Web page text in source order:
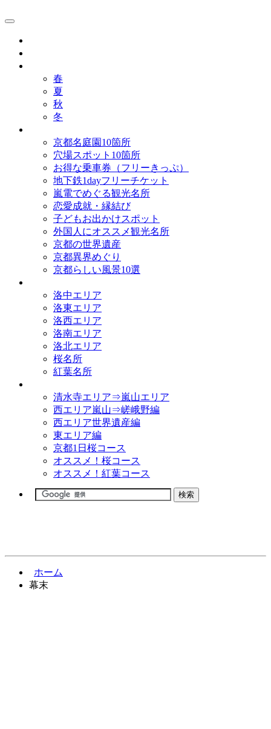
春
夏
秋
冬
京都名庭園10箇所
穴場スポット10箇所
お得な乗車券（フリーきっぷ）
地下鉄1dayフリーチケット
嵐電でめぐる観光名所
恋愛成就・縁結び
子どもお出かけスポット
外国人にオススメ観光名所
京都の世界遺産
京都異界めぐり
京都らしい風景10選
洛中エリア
洛東エリア
洛西エリア
洛南エリア
洛北エリア
桜名所
紅葉名所
清水寺エリア⇒嵐山エリア
西エリア嵐山⇒嵯峨野編
西エリア世界遺産編
東エリア編
京都1日桜コース
オススメ！桜コース
オススメ！紅葉コース
ホーム
幕末